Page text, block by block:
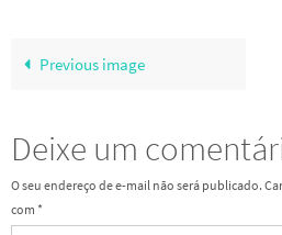
Previous image
Deixe um
O seu endereço de e-mail não será publicado.
com *